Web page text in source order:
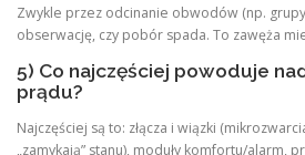
Zwykle przez odcinanie obwodów (np.
obserwację, czy pobór spada. To zawęża
5) Co najczęściej powoduje
prądu?
Najczęściej są to: złącza i wiązki
„zamykają” stanu), moduły komfortu/alarm,